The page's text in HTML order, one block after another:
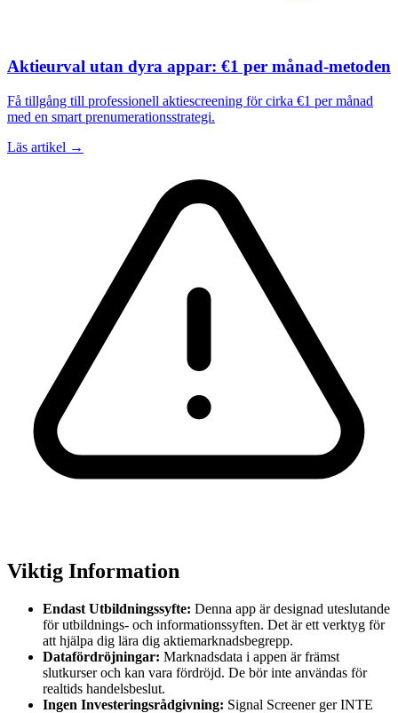
Aktieurval utan dyra appar: €1 per månad-metoden
Få tillgång till professionell aktiescreening för cirka €1 per månad
med en smart prenumerationsstrategi.
Läs artikel →
Viktig Information
Endast Utbildningssyfte: Denna app är designad uteslutande
för utbildnings- och informationssyften. Det är ett verktyg för
att hjälpa dig lära dig aktiemarknadsbegrepp.
Datafördröjningar: Marknadsdata i appen är främst
slutkurser och kan vara fördröjd. De bör inte användas för
realtids handelsbeslut.
Ingen Investeringsrådgivning: Signal Screener ger INTE